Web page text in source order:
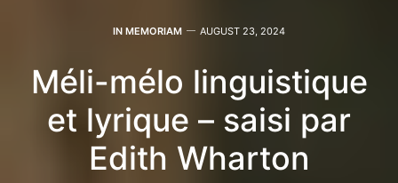
IN MEMORIAM AUGUST 23, 2024
Méli-mélo linguistique
et lyrique – saisi par
Edith Wharton